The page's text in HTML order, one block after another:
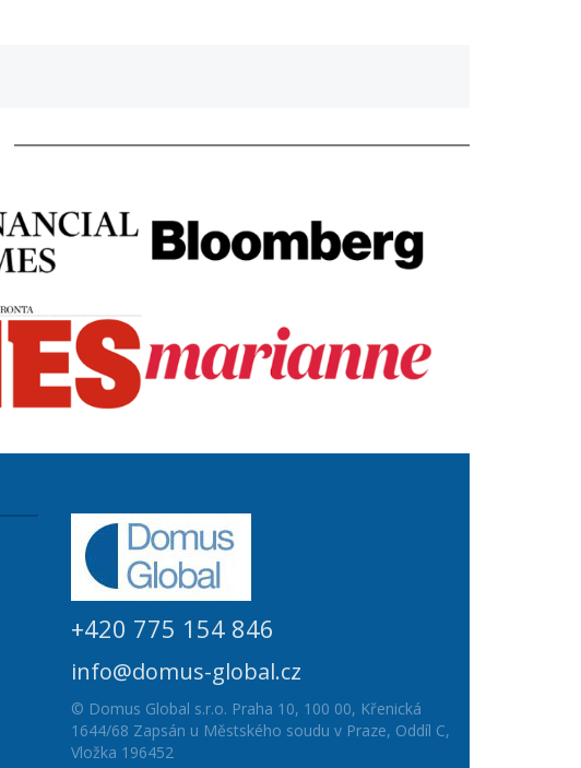
+420 775 154 846
info@domus-global.cz
© Domus Global s.r.o. Praha 10, 100 00, Křenická
1644/68 Zapsán u Městského soudu v Praze, Oddíl C,
Vložka 196452